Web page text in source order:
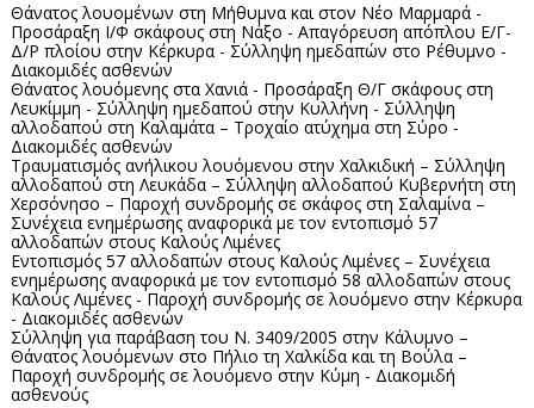
Θάνατος λουομένων στη Μήθυμνα και στον Νέο Μαρμαρά -
Προσάραξη Ι/Φ σκάφους στη Νάξο - Απαγόρευση απόπλου Ε/Γ-
Δ/Ρ πλοίου στην Κέρκυρα - Σύλληψη ημεδαπών στο Ρέθυμνο -
Διακομιδές ασθενών
Θάνατος λουόμενης στα Χανιά - Προσάραξη Θ/Γ σκάφους στη
Λευκίμμη - Σύλληψη ημεδαπού στην Κυλλήνη - Σύλληψη
αλλοδαπού στη Καλαμάτα – Τροχαίο ατύχημα στη Σύρο -
Διακομιδές ασθενών
Τραυματισμός ανήλικου λουόμενου στην Χαλκιδική – Σύλληψη
αλλοδαπού στη Λευκάδα – Σύλληψη αλλοδαπού Κυβερνήτη στη
Χερσόνησο – Παροχή συνδρομής σε σκάφος στη Σαλαμίνα –
Συνέχεια ενημέρωσης αναφορικά με τον εντοπισμό 57
αλλοδαπών στους Καλούς Λιμένες
Εντοπισμός 57 αλλοδαπών στους Καλούς Λιμένες – Συνέχεια
ενημέρωσης αναφορικά με τον εντοπισμό 58 αλλοδαπών στους
Καλούς Λιμένες - Παροχή συνδρομής σε λουόμενο στην Κέρκυρα
- Διακομιδές ασθενών
Σύλληψη για παράβαση του Ν. 3409/2005 στην Κάλυμνο –
Θάνατος λουόμενων στο Πήλιο τη Χαλκίδα και τη Βούλα –
Παροχή συνδρομής σε λουόμενο στην Κύμη - Διακομιδή
ασθενούς